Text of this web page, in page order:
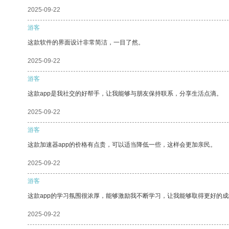
2025-09-22
游客
这款软件的界面设计非常简洁，一目了然。
2025-09-22
游客
这款app是我社交的好帮手，让我能够与朋友保持联系，分享生活点滴。
2025-09-22
游客
这款加速器app的价格有点贵，可以适当降低一些，这样会更加亲民。
2025-09-22
游客
这款app的学习氛围很浓厚，能够激励我不断学习，让我能够取得更好的
2025-09-22